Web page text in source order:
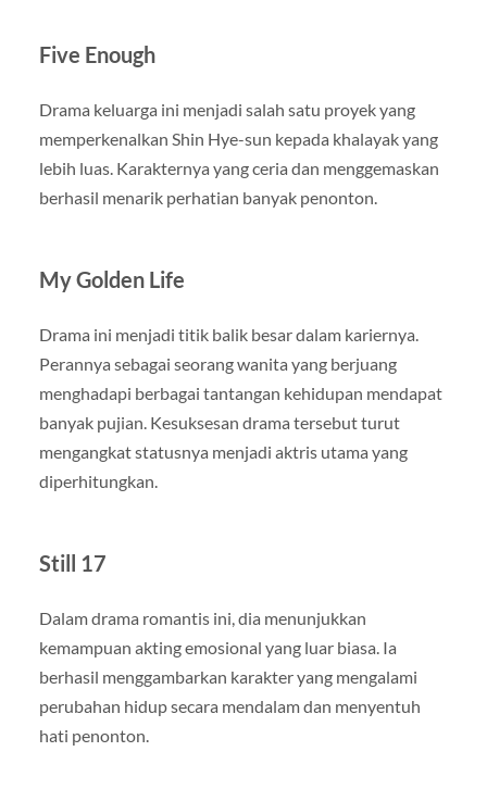
Five Enough
Drama keluarga ini menjadi salah satu proyek yang
memperkenalkan Shin Hye-sun kepada khalayak yang
lebih luas. Karakternya yang ceria dan menggemaskan
berhasil menarik perhatian banyak penonton.
My Golden Life
Drama ini menjadi titik balik besar dalam kariernya.
Perannya sebagai seorang wanita yang berjuang
menghadapi berbagai tantangan kehidupan mendapat
banyak pujian. Kesuksesan drama tersebut turut
mengangkat statusnya menjadi aktris utama yang
diperhitungkan.
Still 17
Dalam drama romantis ini, dia menunjukkan
kemampuan akting emosional yang luar biasa. Ia
berhasil menggambarkan karakter yang mengalami
perubahan hidup secara mendalam dan menyentuh
hati penonton.